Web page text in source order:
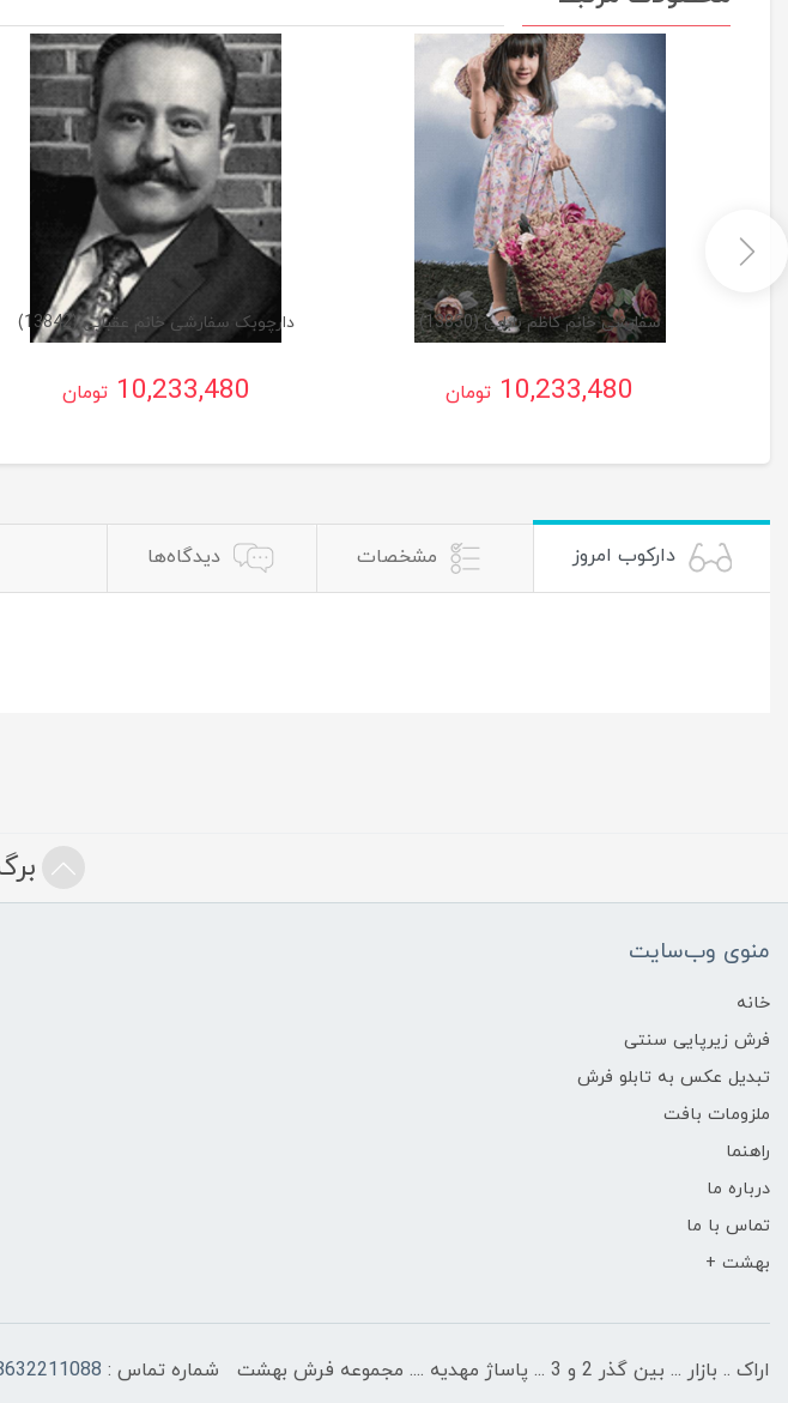
سفارشی خانم کاظم بابایی (13850)
10,233,480 تومان
دارچوبک سفارشی خانم عقبایی (13842)
10,233,480 تومان
دارکوب امروز مشخصات دیدگاه‌ها
منوی وب‌سایت
خانه
فرش زیرپایی سنتی
تبدیل عکس به تابلو فرش
ملزومات بافت
راهنما
درباره ما
تماس با ما
بهشت +
اراک .. بازار ... بین گذر 2 و 3 ... پاساژ مهدیه .... مجموعه فرش بهشت شماره تماس : ----- 09181614054